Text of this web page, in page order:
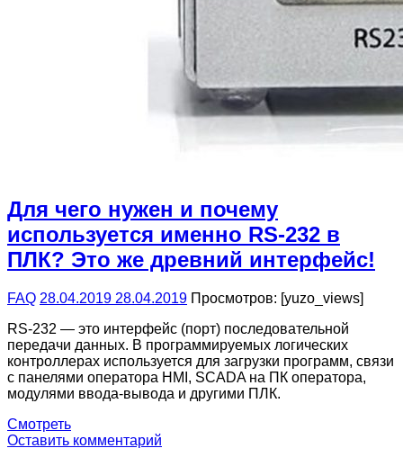
Для чего нужен и почему
используется именно RS-232 в
ПЛК? Это же древний интерфейс!
FAQ 28.04.2019 28.04.2019 Просмотров: [yuzo_views]
RS-232 — это интерфейс (порт) последовательной
передачи данных. В программируемых логических
контроллерах используется для загрузки программ, связи
с панелями оператора HMI, SCADA на ПК оператора,
модулями ввода-вывода и другими ПЛК.
Смотреть
Оставить комментарий